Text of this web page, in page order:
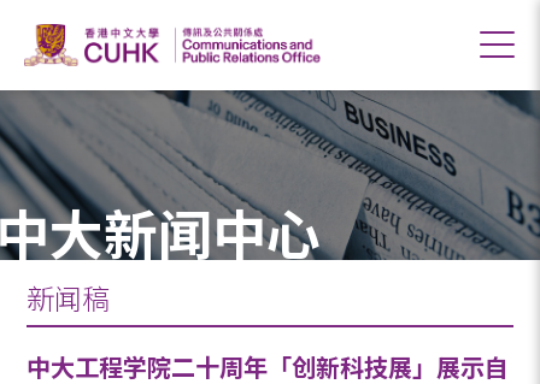
大新闻中心
新闻稿
中大工程学院二十周年「创新科技展」展示自